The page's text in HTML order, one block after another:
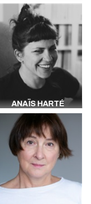
ANAÏS HARTÉ